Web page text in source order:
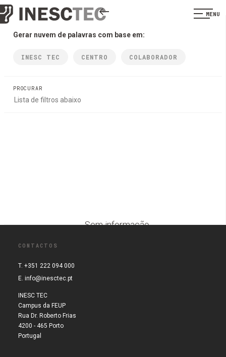
MENU
Gerar nuvem de palavras com base em:
INESC TEC CENTRO COLABORADOR
PROCURAR
Sem informação
CONTACTOS
T. +351 222 094 000
E. info@inesctec.pt
INESC TEC
Campus da FEUP
Rua Dr. Roberto Frias
4200 - 465 Porto
Portugal